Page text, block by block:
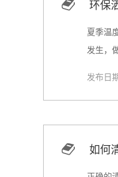
环保
夏季温
发生，
发布日
如何